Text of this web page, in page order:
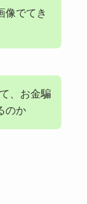
像でてき
、お金騙
のか